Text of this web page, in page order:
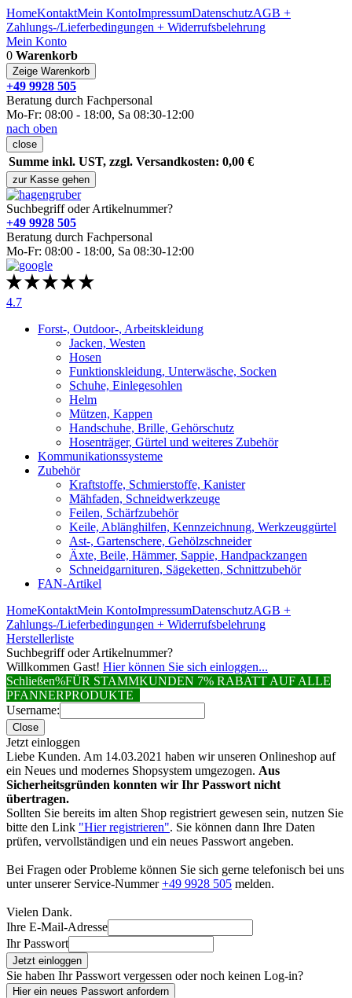
HomeKontaktMein KontoImpressumDatenschutzAGB +
Zahlungs-/Lieferbedingungen + Widerrufsbelehrung
Mein Konto
0 Warenkorb
Zeige Warenkorb
+49 9928 505
Beratung durch Fachpersonal
Mo-Fr: 08:00 - 18:00, Sa 08:30-12:00
nach oben
close
Summe inkl. UST, zzgl. Versandkosten: 0,00 €
zur Kasse gehen
Suchbegriff oder Artikelnummer?
+49 9928 505
Beratung durch Fachpersonal
Mo-Fr: 08:00 - 18:00, Sa 08:30-12:00
4.7
Forst-, Outdoor-, Arbeitskleidung
Jacken, Westen
Hosen
Funktionskleidung, Unterwäsche, Socken
Schuhe, Einlegesohlen
Helm
Mützen, Kappen
Handschuhe, Brille, Gehörschutz
Hosenträger, Gürtel und weiteres Zubehör
Kommunikationssysteme
Zubehör
Kraftstoffe, Schmierstoffe, Kanister
Mähfaden, Schneidwerkzeuge
Feilen, Schärfzubehör
Keile, Ablänghilfen, Kennzeichnung, Werkzeuggürtel
Ast-, Gartenschere, Gehölzschneider
Äxte, Beile, Hämmer, Sappie, Handpackzangen
Schneidgarnituren, Sägeketten, Schnittzubehör
FAN-Artikel
HomeKontaktMein KontoImpressumDatenschutzAGB +
Zahlungs-/Lieferbedingungen + Widerrufsbelehrung
Herstellerliste
Suchbegriff oder Artikelnummer?
Willkommen Gast! Hier können Sie sich einloggen...
Schließen%FÜR STAMMKUNDEN 7% RABATT AUF ALLE
PFANNERPRODUKTE
Username:
Close
Jetzt einloggen
Liebe Kunden. Am 14.03.2021 haben wir unseren Onlineshop auf
ein Neues und modernes Shopsystem umgezogen. Aus
Sicherheitsgründen konnten wir Ihr Passwort nicht
übertragen.
Sollten Sie bereits im alten Shop registriert gewesen sein, nutzen Sie
bitte den Link "Hier registrieren". Sie können dann Ihre Daten
prüfen, vervollständigen und ein neues Passwort angeben.
Bei Fragen oder Probleme können Sie sich gerne telefonisch bei uns
unter unserer Service-Nummer+49 9928 505 melden.
Vielen Dank.
Ihre E-Mail-Adresse
Ihr Passwort
Jetzt einloggen
Sie haben Ihr Passwort vergessen oder noch keinen Log-in?
Hier ein neues Passwort anfordern